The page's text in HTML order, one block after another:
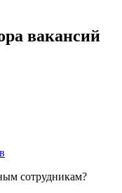
вакансий
сотрудникам?